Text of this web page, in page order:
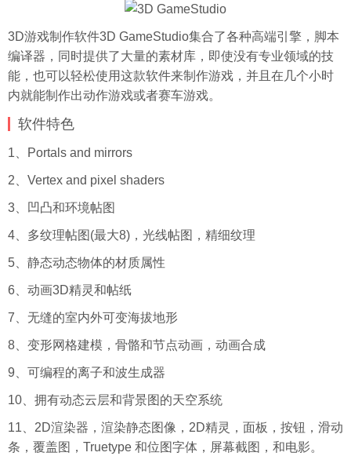
3D游戏制作软件3D GameStudio集合了各种高端引擎，脚本
编译器，同时提供了大量的素材库，即使没有专业领域的技
能，也可以轻松使用这款软件来制作游戏，并且在几个小时
内就能制作出动作游戏或者赛车游戏。
软件特色
1、Portals and mirrors
2、Vertex and pixel shaders
3、凹凸和环境帖图
4、多纹理帖图(最大8)，光线帖图，精细纹理
5、静态动态物体的材质属性
6、动画3D精灵和帖纸
7、无缝的室内外可变海拔地形
8、变形网格建模，骨骼和节点动画，动画合成
9、可编程的离子和波生成器
10、拥有动态云层和背景图的天空系统
11、2D渲染器，渲染静态图像，2D精灵，面板，按钮，滑动
条，覆盖图，Truetype 和位图字体 ，屏幕截图，和电影。